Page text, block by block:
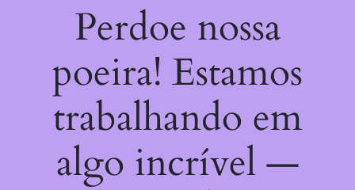
Perdoe nossa
poeira! Estamos
trabalhando em
algo incrível —